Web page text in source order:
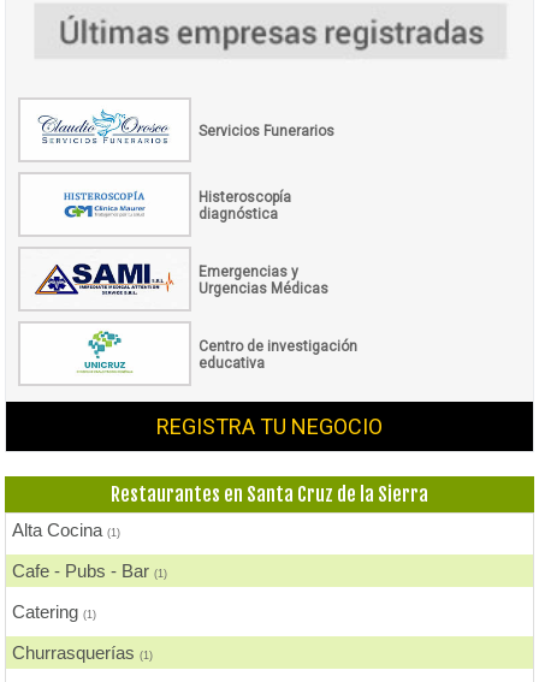
Servicios Funerarios
Histeroscopía
diagnóstica
Emergencias y
Urgencias Médicas
Centro de investigación
educativa
REGISTRA TU NEGOCIO
Restaurantes en Santa Cruz de la Sierra
Alta Cocina(1)
Cafe - Pubs - Bar(1)
Catering(1)
Churrasquerías(1)